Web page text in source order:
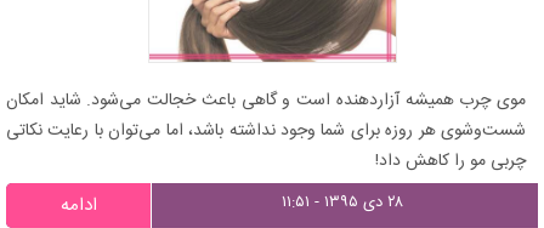
موی چرب همیشه آزاردهنده است و گاهی باعث خجالت می‌شود. شاید امکان
شست‌وشوی هر روزه برای شما وجود نداشته باشد، اما می‌توان با رعایت نکاتی
چربی مو را کاهش داد!
۲۸ دی ۱۳۹۵ - ۱۱:۵۱ ادامه